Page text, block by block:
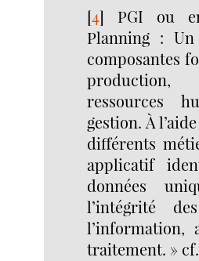
[4] PGI ou
Planning :
composantes
production,
ressources
gestion. À
différents
applicatif
données
l’intégrité
traitement. »